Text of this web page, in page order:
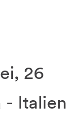
26
- Italien